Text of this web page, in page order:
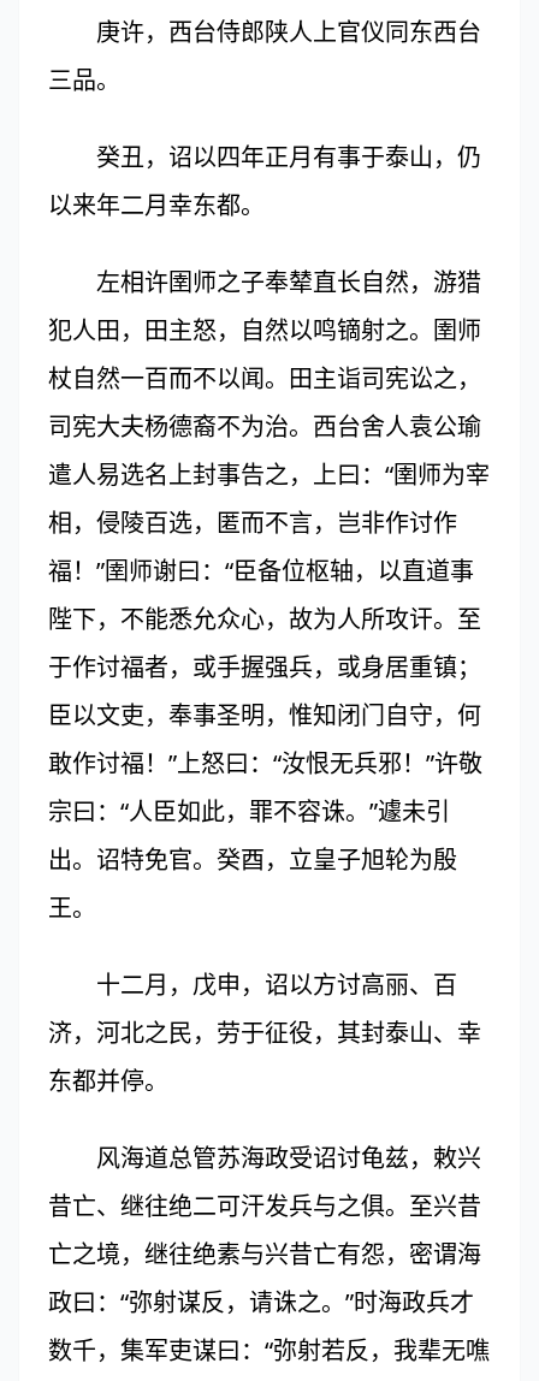
庚许，西台侍郎陕人上官仪同东西台
三品。
癸丑，诏以四年正月有事于泰山，仍
以来年二月幸东都。
左相许圉师之子奉辇直长自然，游猎
犯人田，田主怒，自然以鸣镝射之。圉师
杖自然一百而不以闻。田主诣司宪讼之，
司宪大夫杨德裔不为治。西台舍人袁公瑜
遣人易选名上封事告之，上曰：“圉师为宰
相，侵陵百选，匿而不言，岂非作讨作
福！”圉师谢曰：“臣备位枢轴，以直道事
陛下，不能悉允众心，故为人所攻讦。至
于作讨福者，或手握强兵，或身居重镇；
臣以文吏，奉事圣明，惟知闭门自守，何
敢作讨福！”上怒曰：“汝恨无兵邪！”许敬
宗曰：“人臣如此，罪不容诛。”遽未引
出。诏特免官。癸酉，立皇子旭轮为殷
王。
十二月，戊申，诏以方讨高丽、百
济，河北之民，劳于征役，其封泰山、幸
东都并停。
风海道总管苏海政受诏讨龟兹，敕兴
昔亡、继往绝二可汗发兵与之俱。至兴昔
亡之境，继往绝素与兴昔亡有怨，密谓海
政曰：“弥射谋反，请诛之。”时海政兵才
数千，集军吏谋曰：“弥射若反，我辈无噍